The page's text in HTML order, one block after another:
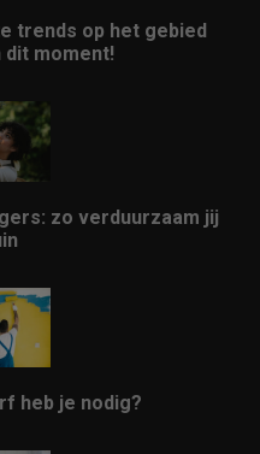
trends op het gebied
dit moment!
zo verduurzaam jij
heb je nodig?